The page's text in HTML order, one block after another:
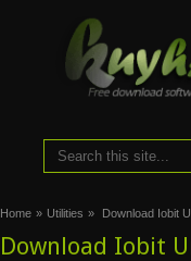
Home » Utilities » Download Iobit
Download Iobit